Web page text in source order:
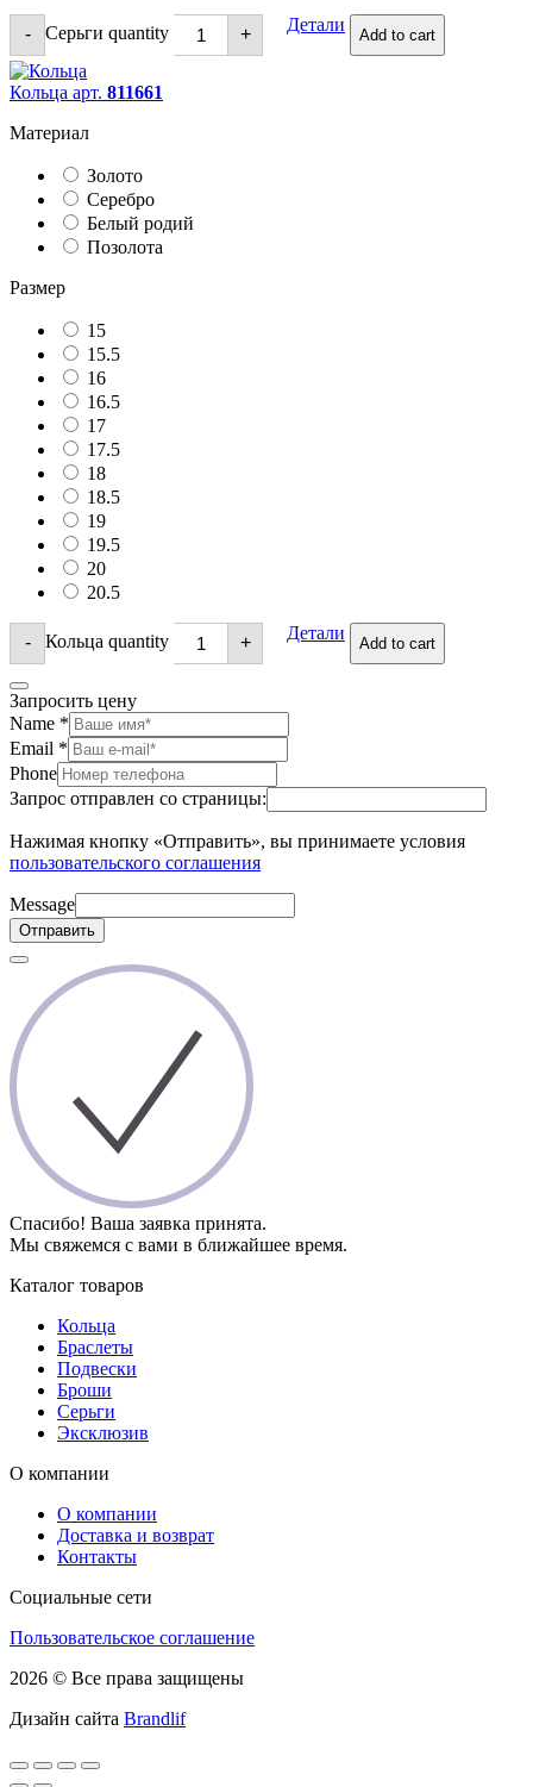
- Серьги quantity + Детали
Add to cart
Кольца арт. 811661
Материал
Золото
Серебро
Белый родий
Позолота
Размер
15
15.5
16
16.5
17
17.5
18
18.5
19
19.5
20
20.5
- Кольца quantity + Детали
Add to cart
Запросить цену
Name *
Email *
Phone
Запрос отправлен со страницы:
Нажимая кнопку «Отправить», вы принимаете условия
пользовательского соглашения
Message
Отправить
Спасибо! Ваша заявка принята.
Мы свяжемся с вами в ближайшее время.
Каталог товаров
Кольца
Браслеты
Подвески
Броши
Серьги
Эксклюзив
О компании
О компании
Доставка и возврат
Контакты
Социальные сети
Пользовательское соглашение
2026 © Все права защищены
Дизайн сайта Brandlif